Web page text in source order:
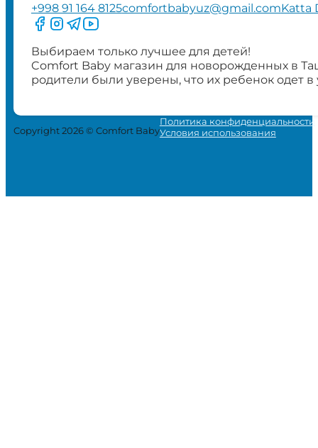
+998 91 164 8125comfortbabyuz@gmail.comKatta
Следите за нами на Facebook
Следите за нами в Instagram
Следите за нами в Telegram
Следите за нами в YouTube
Выбираем только лучшее для детей!
Comfort Baby магазин для новорожденных в
родители были уверены, что их ребенок одет
Copyright 2026 © Comfort Baby
Политика конфиденциальности
Условия использования